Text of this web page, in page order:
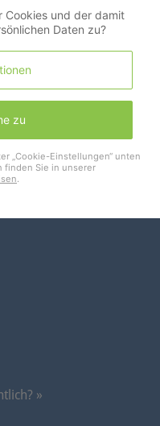
»
Cookies und der damit
Daten zu?
zu
„Cookie-Einstellungen“ unten
finden Sie in unserer
.